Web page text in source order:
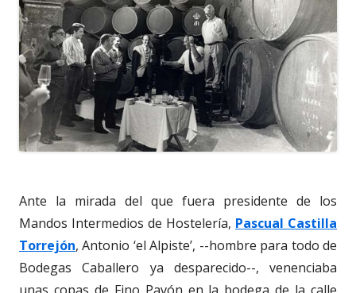
Ante la mirada del que fuera presidente de los
Mandos Intermedios de Hostelería, Pascual Castilla
Torrejón, Antonio ‘el Alpiste’, --hombre para todo de
Bodegas Caballero ya desparecido--, venenciaba